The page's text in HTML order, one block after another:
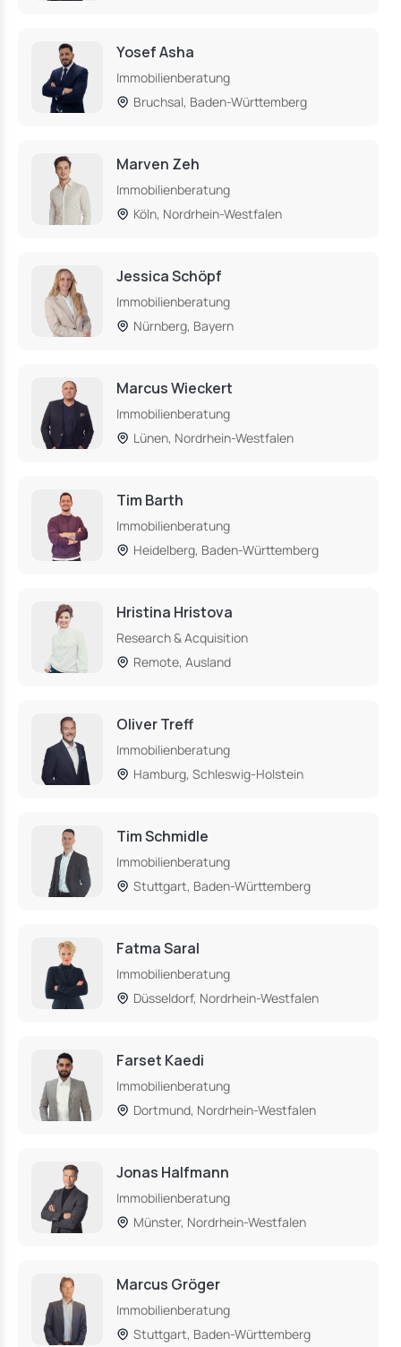
Yosef Asha
Immobilienberatung
Bruchsal, Baden-Württemberg
Marven Zeh
Immobilienberatung
Köln, Nordrhein-Westfalen
Jessica Schöpf
Immobilienberatung
Nürnberg, Bayern
Marcus Wieckert
Immobilienberatung
Lünen, Nordrhein-Westfalen
Tim Barth
Immobilienberatung
Heidelberg, Baden-Württemberg
Hristina Hristova
Research & Acquisition
Remote, Ausland
Oliver Treff
Immobilienberatung
Hamburg, Schleswig-Holstein
Tim Schmidle
Immobilienberatung
Stuttgart, Baden-Württemberg
Fatma Saral
Immobilienberatung
Düsseldorf, Nordrhein-Westfalen
Farset Kaedi
Immobilienberatung
Dortmund, Nordrhein-Westfalen
Jonas Halfmann
Immobilienberatung
Münster, Nordrhein-Westfalen
Marcus Gröger
Immobilienberatung
Stuttgart, Baden-Württemberg